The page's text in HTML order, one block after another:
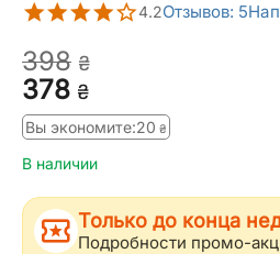
4.2Отзывов: 5
‍378‍ ₴
‍398‍ ₴
Вы экономите:‍20‍ ₴
В наличии
Только до конца
Подробности промо-